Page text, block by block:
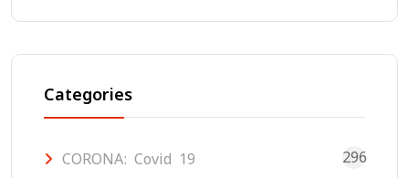
Categories
CORONA: Covid 19 296